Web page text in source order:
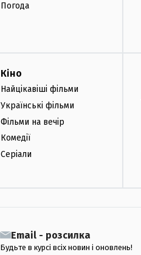
Погода
Кіно
Найцікавіші фільми
Українські фільми
Фільми на вечір
Комедії
Серіали
Email - розсилка
Будьте в курсі всіх новин і оновлень!